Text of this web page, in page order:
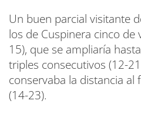
Un buen parcial visitante
los de Cuspinera cinco de
15), que se ampliaría
triples consecutivos (12-
conservaba la distancia
(14-23).